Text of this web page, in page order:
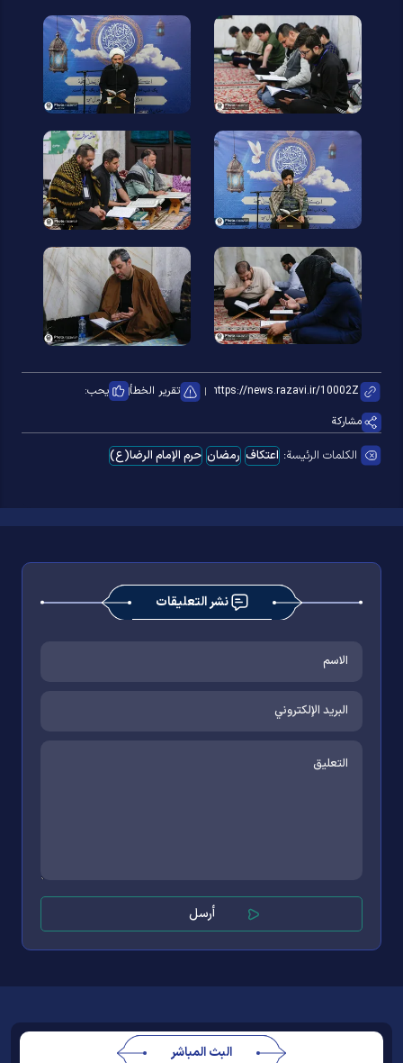
تقرير الخطأ
يحب:
مشاركة
الكلمات الرئيسة: اعتکاف رمضان حرم الإمام الرضا(ع)
نشر التعليقات
البث المباشر